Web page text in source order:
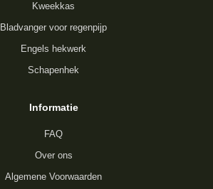
Kweekkas
Bladvanger voor regenpijp
Engels hekwerk
Schapenhek
Informatie
FAQ
Over ons
Algemene Voorwaarden